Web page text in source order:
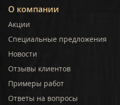
О компании
Акции
Специальные предложения
Новости
Отзывы клиентов
Примеры работ
Ответы на вопросы